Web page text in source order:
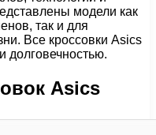
модели как
так и для
Все кроссовки Asics
долговечностью.
Asics